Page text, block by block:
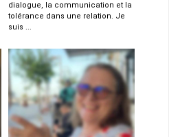
dialogue, la communication et la
tolérance dans une relation. Je
suis ...